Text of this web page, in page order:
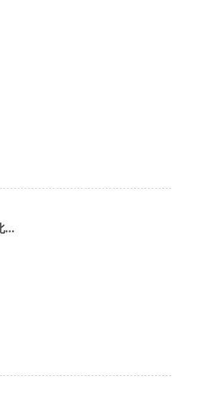
“十二五”国家科技支撑计划项目“功能食品设计及制造关键技术与产品”课题验收会在北京召开